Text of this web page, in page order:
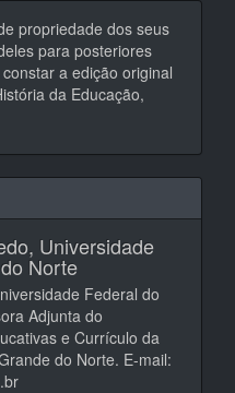
propriedade dos seus
para posteriores
a edição original
da Educação,
Universidade
Norte
Federal do
Adjunta do
e Currículo da
do Norte. E-mail: